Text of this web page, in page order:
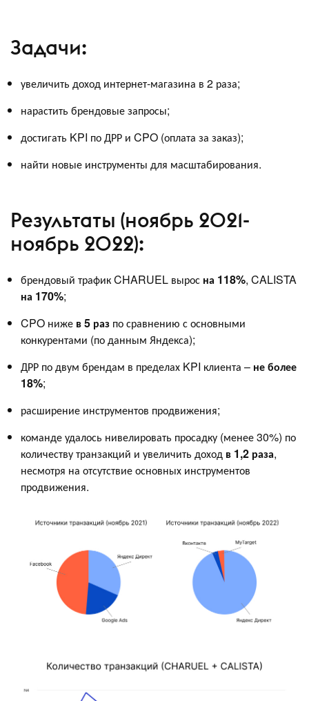
Задачи:
увеличить доход интернет-магазина в 2 раза;
нарастить брендовые запросы;
достигать KPI по ДРР и CPO (оплата за заказ);
найти новые инструменты для масштабирования.
Результаты (ноябрь 2021-
ноябрь 2022):
брендовый трафик CHARUEL вырос на 118%, CALISTA
на 170%;
CPO ниже в 5 раз по сравнению с основными
конкурентами (по данным Яндекса);
ДРР по двум брендам в пределах KPI клиента – не более
18%;
расширение инструментов продвижения;
команде удалось нивелировать просадку (менее 30%) по
количеству транзакций и увеличить доход в 1,2 раза,
несмотря на отсутствие основных инструментов
продвижения.